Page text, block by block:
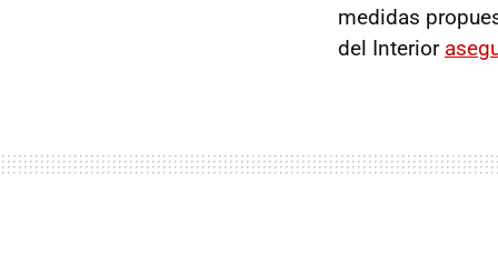
medidas
del Interior